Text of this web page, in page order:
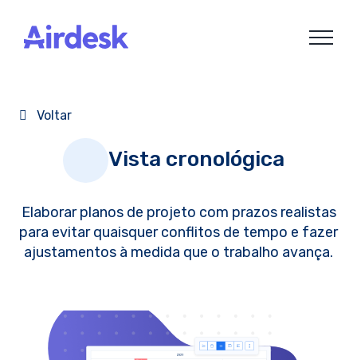
content
Voltar
Vista cronológica
Elaborar planos de projeto com prazos realistas
para evitar quaisquer conflitos de tempo e fazer
ajustamentos à medida que o trabalho avança.